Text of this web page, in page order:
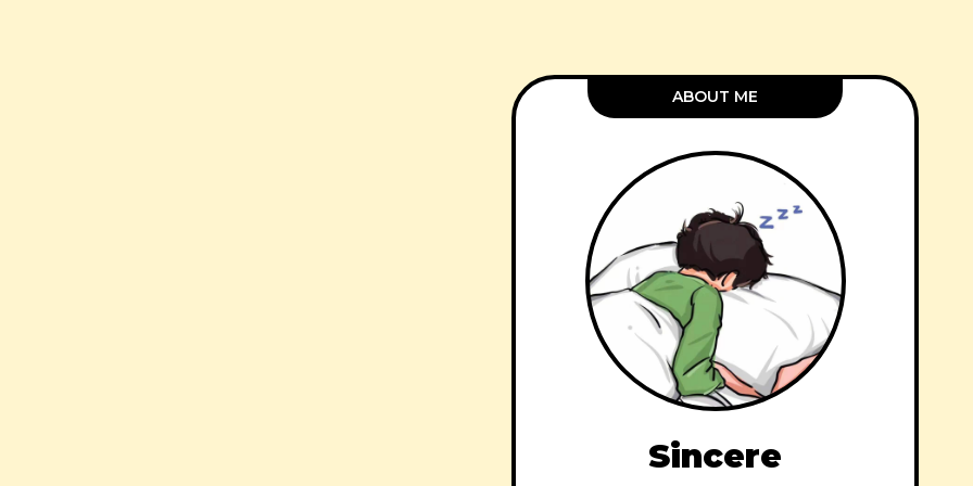
ABOUT ME
Sincere